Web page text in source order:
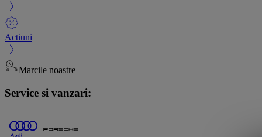
Actiuni
Marcile noastre
Service si vanzari: